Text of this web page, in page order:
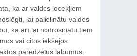
ka ar valdes locekļiem
lai palielinātu valdes
kā arī lai nodrošinātu tiem
vai citos iekšējos
paredzētus labumus.